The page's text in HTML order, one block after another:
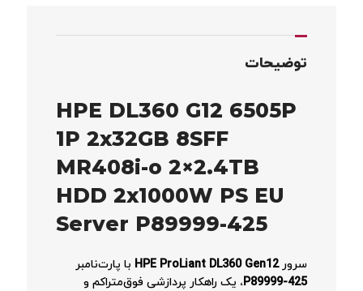
توضیحات
HPE DL360 G12 6505P
1P 2x32GB 8SFF
MR408i-o 2×2.4TB
HDD 2x1000W PS EU
Server P89999-425
سرورHPE ProLiant DL360 Gen12 با پارت‌نامبر
P89999-425، یک راهکار پردازشی فوق‌متراکم و